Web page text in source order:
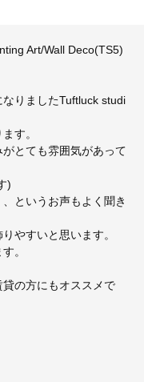
Art/Wall Deco(TS5)
りましたTuftluck studi
す。
とても雰囲気があって
)
というお声もよく聞き
やすいと思います。
。
の方にもオススメで